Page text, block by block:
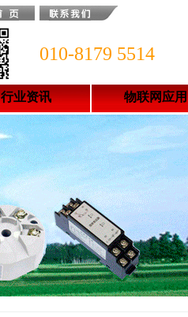
010-8179 5514
行业资讯 物联网应用